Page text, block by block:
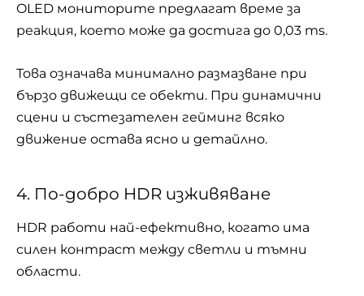
OLED мониторите предлагат време за
реакция, което може да достига до 0,03 ms.
Това означава минимално размазване при
бързо движещи се обекти. При динамични
сцени и състезателен гейминг всяко
движение остава ясно и детайлно.
4. По-добро HDR изживяване
HDR работи най-ефективно, когато има
силен контраст между светли и тъмни
области.